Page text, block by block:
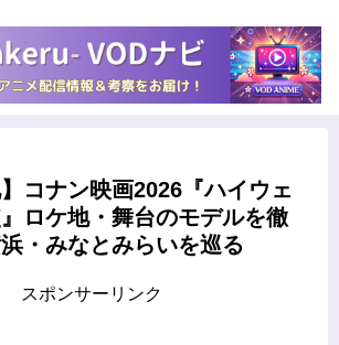
】コナン映画2026『ハイウェ
ロケ地・舞台のモデルを徹
・みなとみらいを巡る
スポンサーリンク